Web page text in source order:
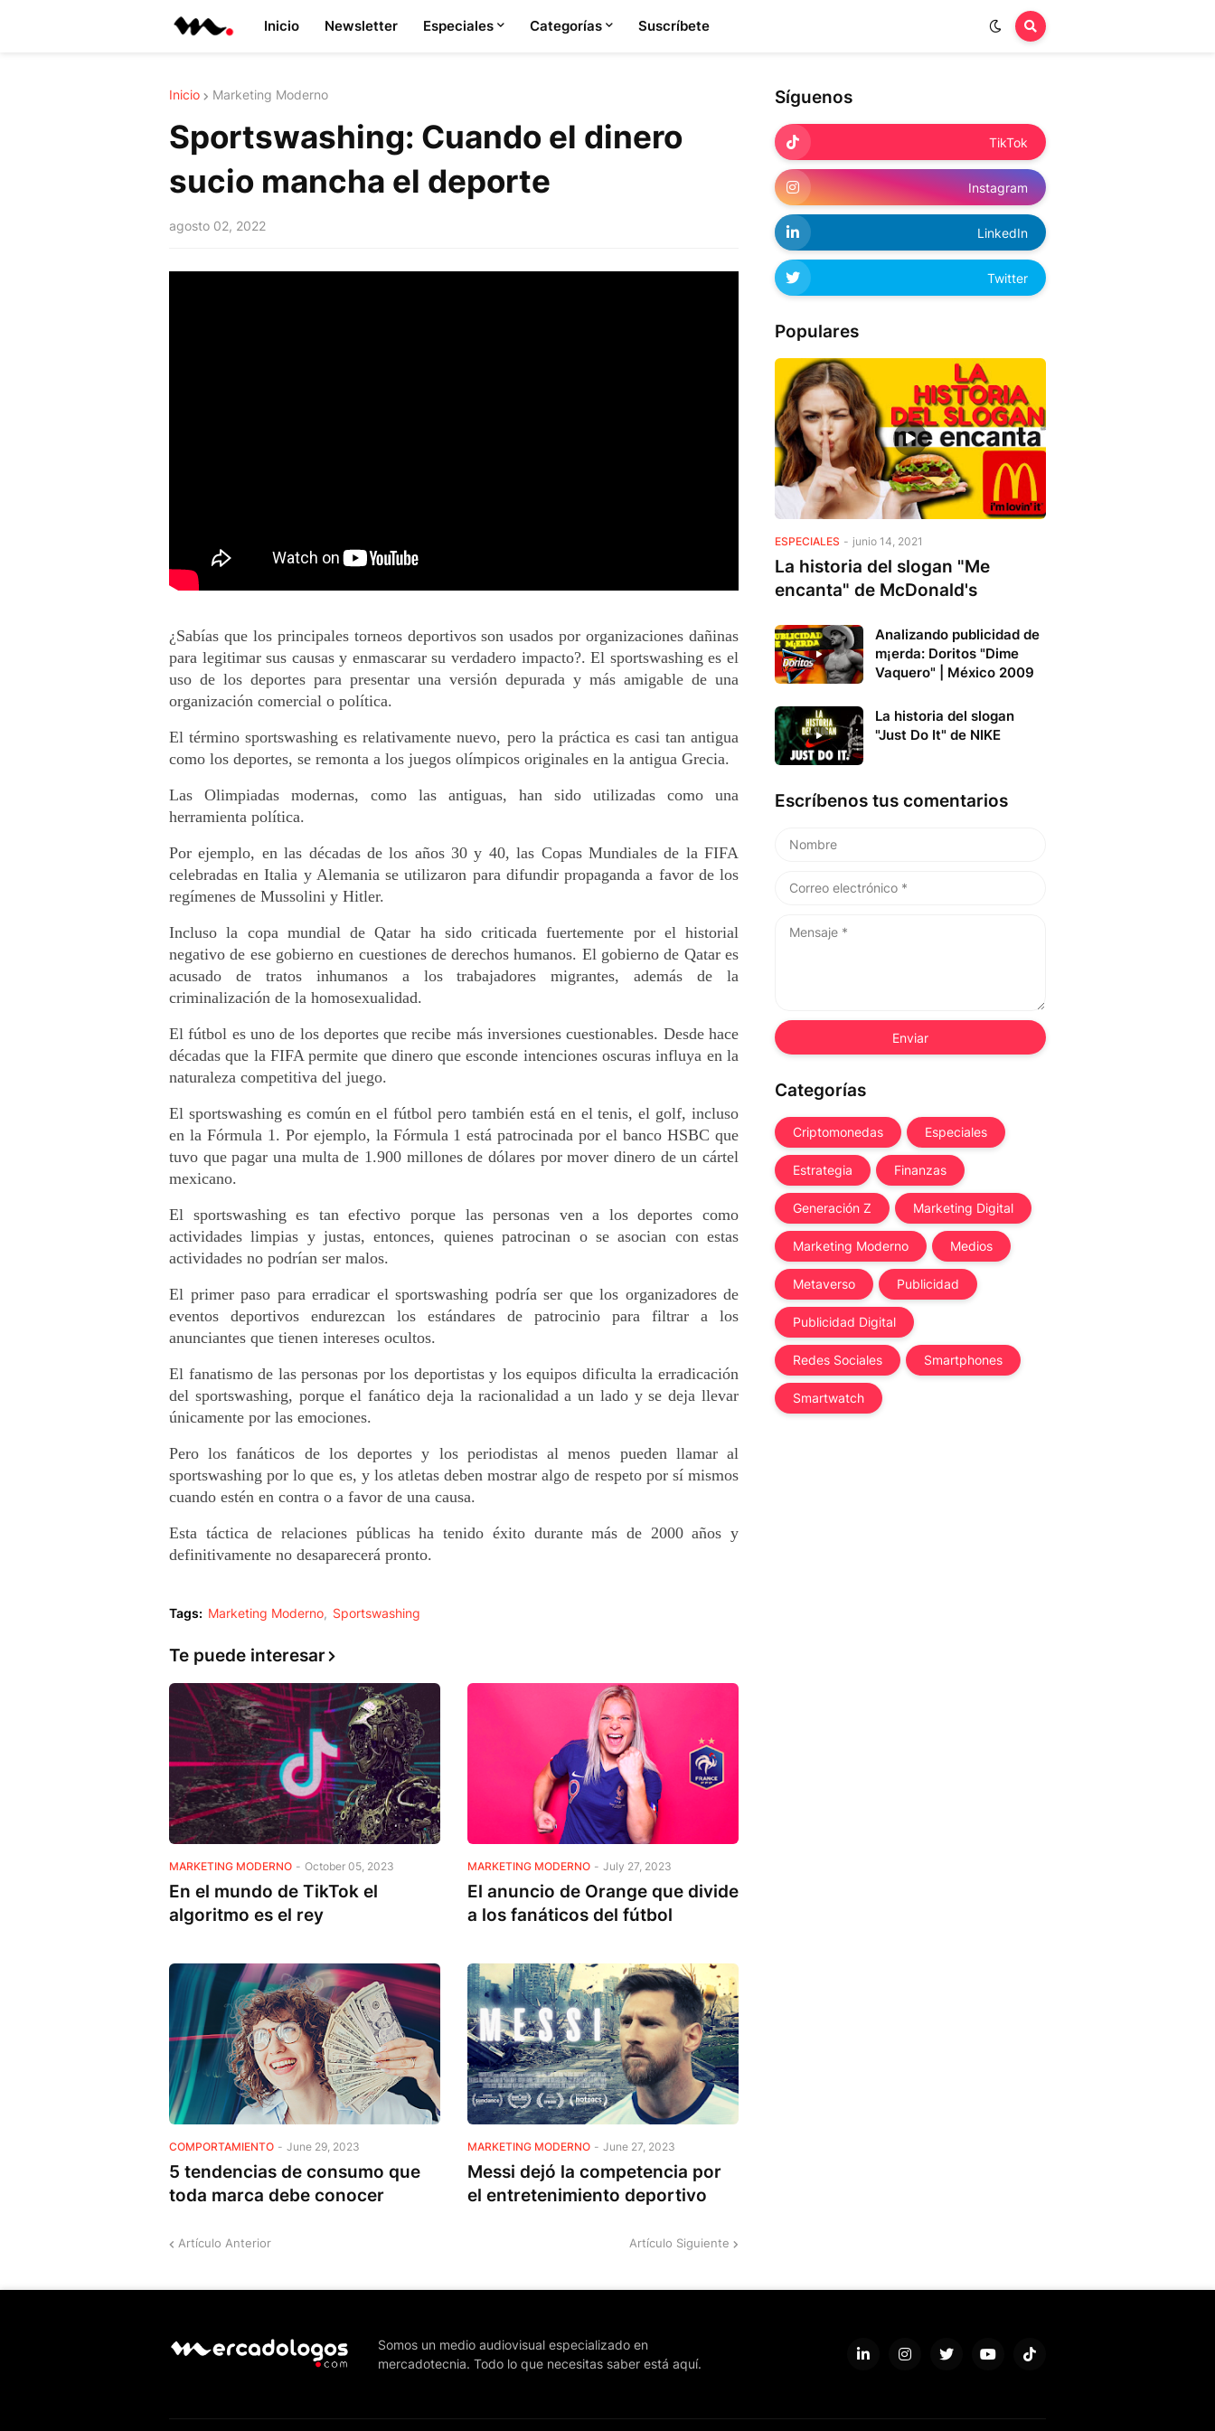
Inicio Newsletter Especiales Categorías Suscríbete
Inicio Marketing Moderno
Sportswashing: Cuando el dinero
sucio mancha el deporte
agosto 02, 2022
¿Sabías que los principales torneos deportivos son usados por organizaciones dañinas
para legitimar sus causas y enmascarar su verdadero impacto?. El sportswashing es el
uso de los deportes para presentar una versión depurada y más amigable de una
organización comercial o política.
El término sportswashing es relativamente nuevo, pero la práctica es casi tan antigua
como los deportes, se remonta a los juegos olímpicos originales en la antigua Grecia.
Las Olimpiadas modernas, como las antiguas, han sido utilizadas como una
herramienta política.
Por ejemplo, en las décadas de los años 30 y 40, las Copas Mundiales de la FIFA
celebradas en Italia y Alemania se utilizaron para difundir propaganda a favor de los
regímenes de Mussolini y Hitler.
Incluso la copa mundial de Qatar ha sido criticada fuertemente por el historial
negativo de ese gobierno en cuestiones de derechos humanos. El gobierno de Qatar es
acusado de tratos inhumanos a los trabajadores migrantes, además de la
criminalización de la homosexualidad.
El fútbol es uno de los deportes que recibe más inversiones cuestionables. Desde hace
décadas que la FIFA permite que dinero que esconde intenciones oscuras influya en la
naturaleza competitiva del juego.
El sportswashing es común en el fútbol pero también está en el tenis, el golf, incluso
en la Fórmula 1. Por ejemplo, la Fórmula 1 está patrocinada por el banco HSBC que
tuvo que pagar una multa de 1.900 millones de dólares por mover dinero de un cártel
mexicano.
El sportswashing es tan efectivo porque las personas ven a los deportes como
actividades limpias y justas, entonces, quienes patrocinan o se asocian con estas
actividades no podrían ser malos.
El primer paso para erradicar el sportswashing podría ser que los organizadores de
eventos deportivos endurezcan los estándares de patrocinio para filtrar a los
anunciantes que tienen intereses ocultos.
El fanatismo de las personas por los deportistas y los equipos dificulta la erradicación
del sportswashing, porque el fanático deja la racionalidad a un lado y se deja llevar
únicamente por las emociones.
Pero los fanáticos de los deportes y los periodistas al menos pueden llamar al
sportswashing por lo que es, y los atletas deben mostrar algo de respeto por sí mismos
cuando estén en contra o a favor de una causa.
Esta táctica de relaciones públicas ha tenido éxito durante más de 2000 años y
definitivamente no desaparecerá pronto.
Tags: Marketing Moderno Sportswashing
Te puede interesar
MARKETING MODERNO - October 05, 2023
En el mundo de TikTok el
algoritmo es el rey
MARKETING MODERNO - July 27, 2023
El anuncio de Orange que divide
a los fanáticos del fútbol
COMPORTAMIENTO - June 29, 2023
5 tendencias de consumo que
toda marca debe conocer
MARKETING MODERNO - June 27, 2023
Messi dejó la competencia por
el entretenimiento deportivo
Artículo Anterior Artículo Siguiente
Síguenos
TikTok
Instagram
LinkedIn
Twitter
Populares
ESPECIALES - junio 14, 2021
La historia del slogan "Me
encanta" de McDonald's
Analizando publicidad de
m¡erda: Doritos "Dime
Vaquero" | México 2009
La historia del slogan
"Just Do It" de NIKE
Escríbenos tus comentarios
Categorías
Criptomonedas Especiales
Estrategia Finanzas
Generación Z Marketing Digital
Marketing Moderno Medios
Metaverso Publicidad
Publicidad Digital
Redes Sociales Smartphones
Smartwatch
Somos un medio audiovisual especializado en
mercadotecnia. Todo lo que necesitas saber está aquí.